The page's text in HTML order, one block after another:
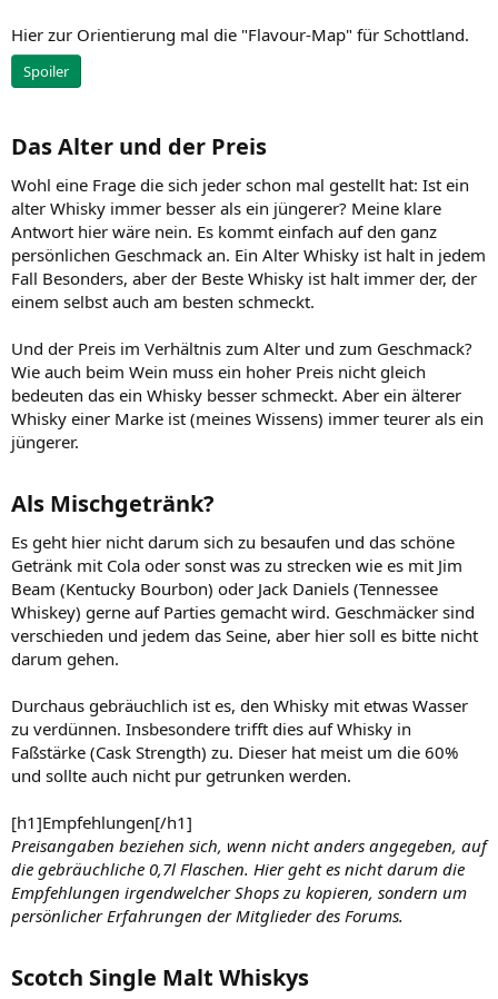
Hier zur Orientierung mal die "Flavour-Map" für Schottland.
Spoiler
Das Alter und der Preis​
Wohl eine Frage die sich jeder schon mal gestellt hat: Ist ein
alter Whisky immer besser als ein jüngerer? Meine klare
Antwort hier wäre nein. Es kommt einfach auf den ganz
persönlichen Geschmack an. Ein Alter Whisky ist halt in jedem
Fall Besonders, aber der Beste Whisky ist halt immer der, der
einem selbst auch am besten schmeckt.
Und der Preis im Verhältnis zum Alter und zum Geschmack?
Wie auch beim Wein muss ein hoher Preis nicht gleich
bedeuten das ein Whisky besser schmeckt. Aber ein älterer
Whisky einer Marke ist (meines Wissens) immer teurer als ein
jüngerer.
Als Mischgetränk?​
Es geht hier nicht darum sich zu besaufen und das schöne
Getränk mit Cola oder sonst was zu strecken wie es mit Jim
Beam (Kentucky Bourbon) oder Jack Daniels (Tennessee
Whiskey) gerne auf Parties gemacht wird. Geschmäcker sind
verschieden und jedem das Seine, aber hier soll es bitte nicht
darum gehen.
Durchaus gebräuchlich ist es, den Whisky mit etwas Wasser
zu verdünnen. Insbesondere trifft dies auf Whisky in
Faßstärke (Cask Strength) zu. Dieser hat meist um die 60%
und sollte auch nicht pur getrunken werden.
[h1]Empfehlungen[/h1]
Preisangaben beziehen sich, wenn nicht anders angegeben, auf
die gebräuchliche 0,7l Flaschen. Hier geht es nicht darum die
Empfehlungen irgendwelcher Shops zu kopieren, sondern um
persönlicher Erfahrungen der Mitglieder des Forums.
Scotch Single Malt Whiskys​